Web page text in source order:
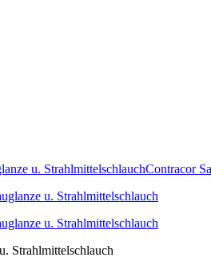
u. StrahlmittelschlauchContracor
Strahlmittelschlauch